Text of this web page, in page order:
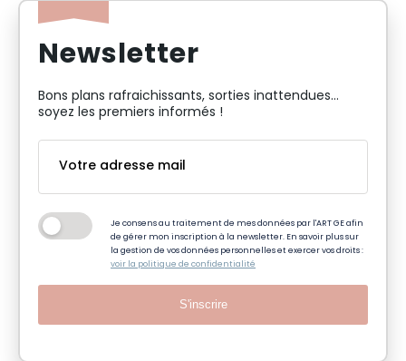
Newsletter
Bons plans rafraichissants, sorties inattendues…
soyez les premiers informés !
Je consens au traitement de mes données par l'ART GE afin
de gérer mon inscription à la newsletter. En savoir plus sur
la gestion de vos données personnelles et exercer vos droits :
voir la politique de confidentialité
S'inscrire